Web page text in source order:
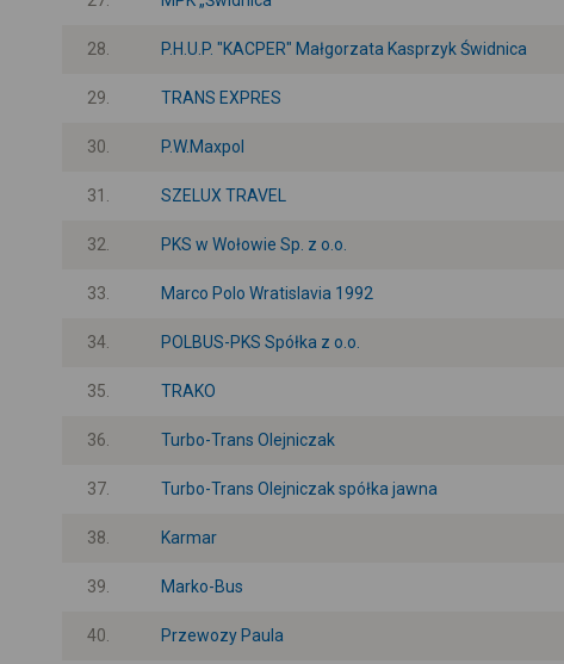
28. P.H.U.P. "KACPER" Małgorzata Kasprzyk Świdnica
29. TRANS EXPRES
30. P.W.Maxpol
31. SZELUX TRAVEL
32. PKS w Wołowie Sp. z o.o.
33. Marco Polo Wratislavia 1992
34. POLBUS-PKS Spółka z o.o.
35. TRAKO
36. Turbo-Trans Olejniczak
37. Turbo-Trans Olejniczak spółka jawna
38. Karmar
39. Marko-Bus
40. Przewozy Paula